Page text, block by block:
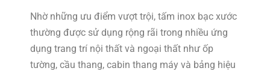
Nhờ những ưu điểm vượt trội, tấm inox bạc xước
thường được sử dụng rộng rãi trong nhiều ứng
dụng trang trí nội thất và ngoại thất như ốp
tường, cầu thang, cabin thang máy và bảng hiệu